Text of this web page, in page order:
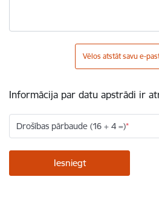
Vēlos atstāt savu e-
Informācija par datu apstrādi ir
Drošības pārbaude (16 + 4 =)